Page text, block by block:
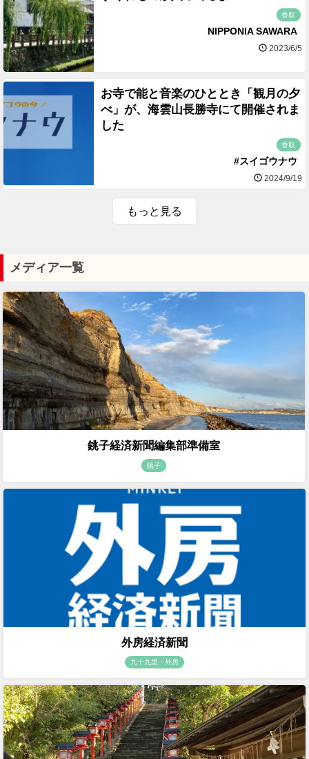
香取
NIPPONIA SAWARA
2023/6/5
お寺で能と音楽のひととき「観月の夕
べ」が、海雲山長勝寺にて開催されま
した
香取
#スイゴウナウ
2024/9/19
もっと見る
メディア一覧
銚子経済新聞編集部準備室
銚子
外房経済新聞
九十九里・外房